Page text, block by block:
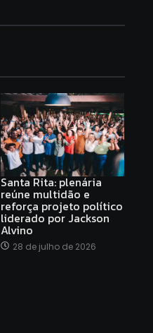
Santa Rita: plenária
reúne multidão e
reforça projeto político
liderado por Jackson
Alvino
28 de julho de 2026